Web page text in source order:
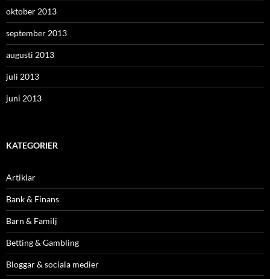
oktober 2013
september 2013
augusti 2013
juli 2013
juni 2013
KATEGORIER
Artiklar
Bank & Finans
Barn & Familj
Betting & Gambling
Bloggar & sociala medier